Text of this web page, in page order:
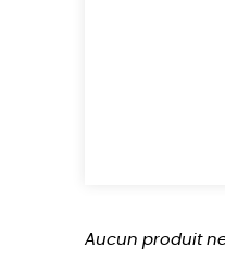
Aucun produit